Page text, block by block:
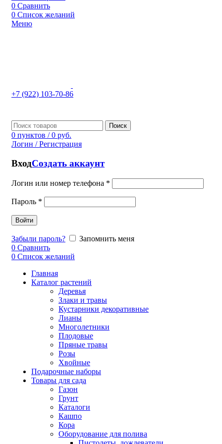
0 Сравнить
0 Список желаний
Меню
+7 (922) 103-70-86
Поиск
0 пунктов / 0 руб.
Логин / Регистрация
ВходСоздать аккаунт
Логин или номер телефона *
Пароль *
Войти
Забыли пароль?
Запомнить меня
0 Сравнить
0 Список желаний
Главная
Каталог растений
Деревья
Злаки и травы
Кустарники декоративные
Лианы
Многолетники
Плодовые
Пряные травы
Розы
Хвойные
Подарочные наборы
Товары для сада
Газон
Грунт
Каталоги
Кашпо
Кора
Оборудование для полива